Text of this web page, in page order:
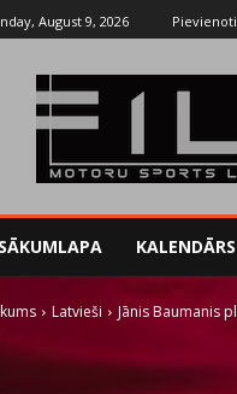
August 9, 2026
SĀKUMLAPA KALENDĀRS
Latvieši Jānis Baumanis